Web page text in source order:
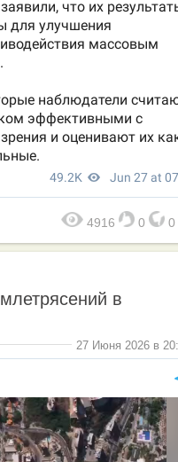
4916 0 0
в
27 Июня 2026 в